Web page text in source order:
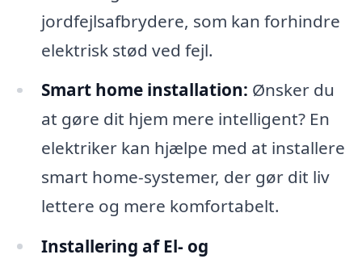
jordfejlsafbrydere, som kan forhindre
elektrisk stød ved fejl.
Smart home installation: Ønsker du
at gøre dit hjem mere intelligent? En
elektriker kan hjælpe med at installere
smart home-systemer, der gør dit liv
lettere og mere komfortabelt.
Installering af El- og